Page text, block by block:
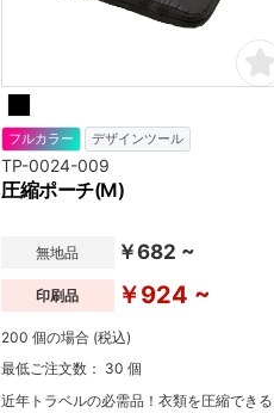
フルカラー デザインツール
TP-0024-009
圧縮ポーチ(M)
無地品 ￥682 ~
印刷品 ￥924 ~
200 個の場合 (税込)
最低ご注文数： 30 個
近年トラベルの必需品！衣類を圧縮できる